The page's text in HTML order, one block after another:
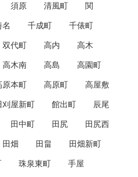
須原 清風町
関
名 千成町
千俵町
双代町 高内
高木
高木南 高島
高園町
原本町 高原町
高屋敷
刈屋新町 館出町
辰尾
田中町 田尻
田尻西
田畑 田畠
田畑新町
珠泉東町
手屋